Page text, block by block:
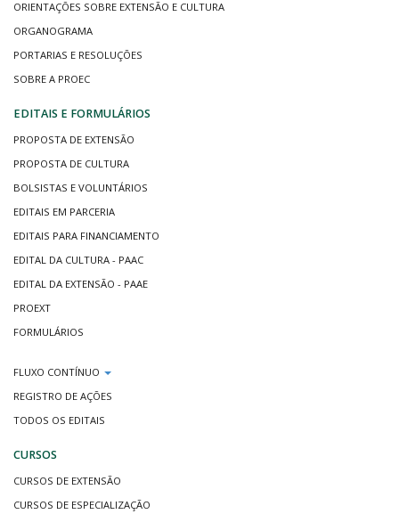
ORIENTAÇÕES SOBRE EXTENSÃO E CULTURA
ORGANOGRAMA
PORTARIAS E RESOLUÇÕES
SOBRE A PROEC
EDITAIS E FORMULÁRIOS
PROPOSTA DE EXTENSÃO
PROPOSTA DE CULTURA
BOLSISTAS E VOLUNTÁRIOS
EDITAIS EM PARCERIA
EDITAIS PARA FINANCIAMENTO
EDITAL DA CULTURA - PAAC
EDITAL DA EXTENSÃO - PAAE
PROEXT
FORMULÁRIOS
FLUXO CONTÍNUO
REGISTRO DE AÇÕES
TODOS OS EDITAIS
CURSOS
CURSOS DE EXTENSÃO
CURSOS DE ESPECIALIZAÇÃO